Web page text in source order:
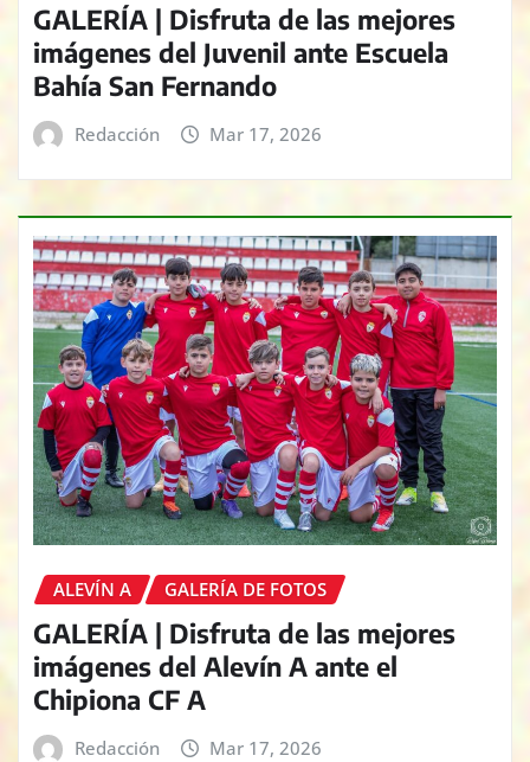
GALERÍA | Disfruta de las mejores
imágenes del Juvenil ante Escuela
Bahía San Fernando
Redacción Mar 17, 2026
ALEVÍN A GALERÍA DE FOTOS
GALERÍA | Disfruta de las mejores
imágenes del Alevín A ante el
Chipiona CF A
Redacción Mar 17, 2026